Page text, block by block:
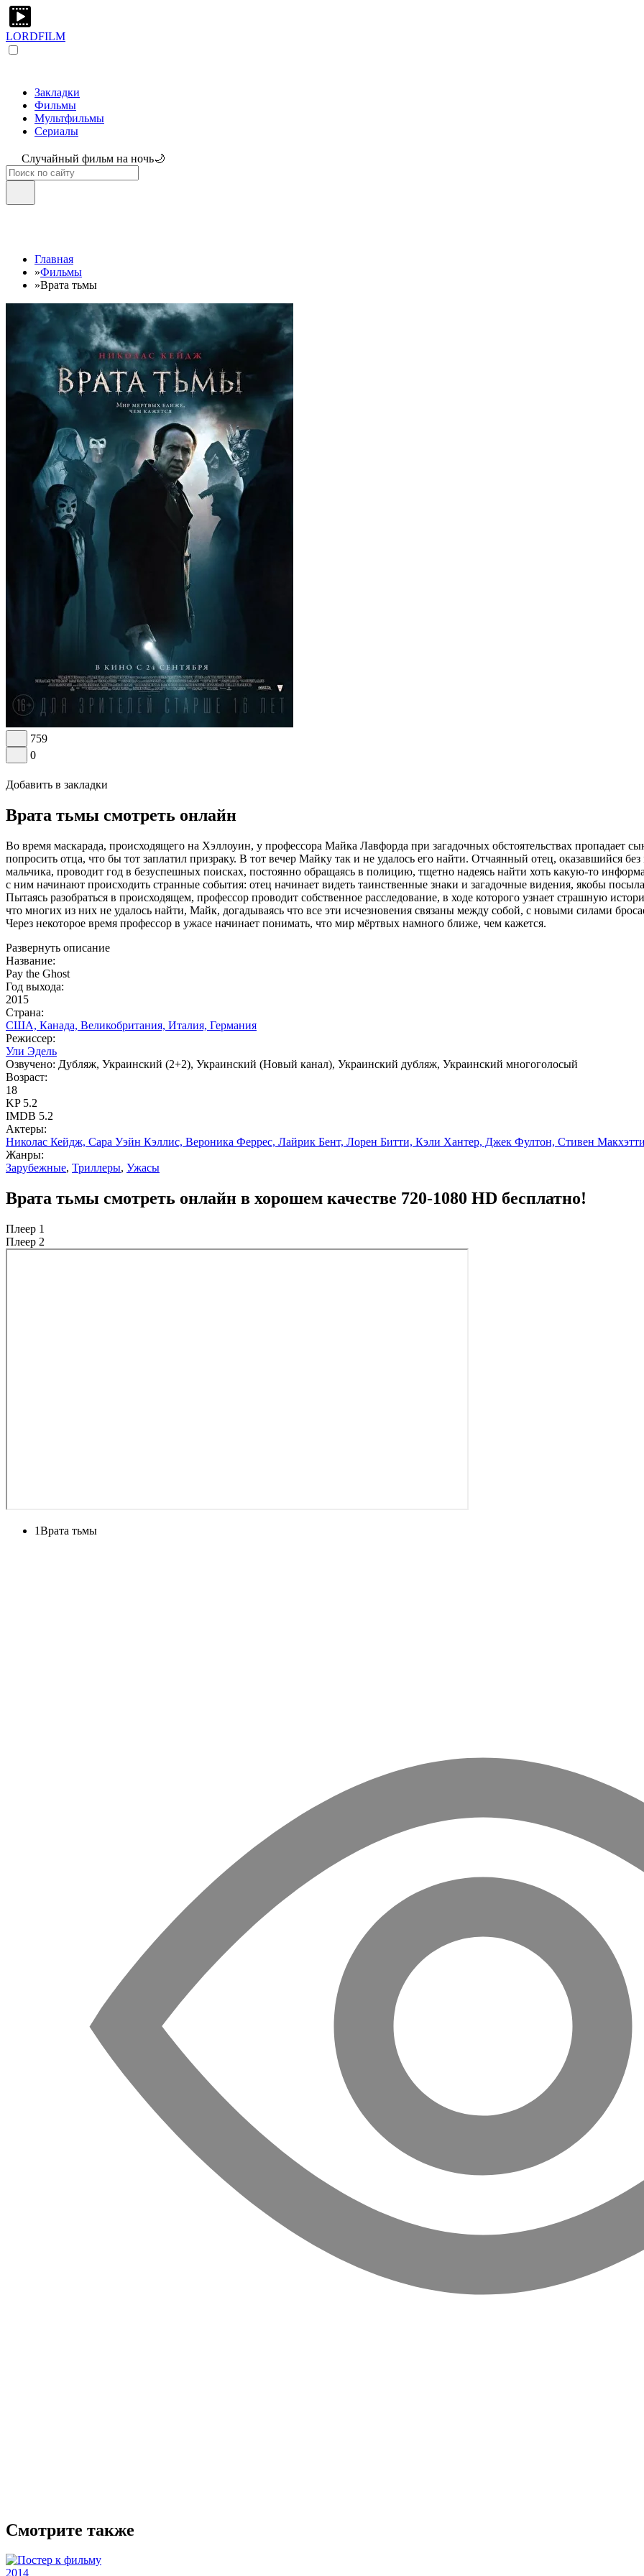
LORDFILM
Закладки
Фильмы
Мультфильмы
Сериалы
Случайный фильм на ночь🌙
Главная
»Фильмы
»Врата тьмы
759
0
Добавить в закладки
Врата тьмы смотреть онлайн
Во время маскарада, происходящего на Хэллоуин, у профессора Майка Лавфорда при загадочных обстоятельствах пропадает
попросить отца, что бы тот заплатил призраку. В тот вечер Майку так и не удалось его найти. Отчаянный отец, оказавшийся
мальчика, проводит год в безуспешных поисках, постоянно обращаясь в полицию, тщетно надеясь найти хоть какую-то
с ним начинают происходить странные события: отец начинает видеть таинственные знаки и загадочные видения, якобы
Пытаясь разобраться в происходящем, профессор проводит собственное расследование, в ходе которого узнает страшную
что многих из них не удалось найти, Майк, догадываясь что все эти исчезновения связаны между собой, с новыми силами
Через некоторое время профессор в ужасе начинает понимать, что мир мёртвых намного ближе, чем кажется.
Развернуть описание
Название:
Pay the Ghost
Год выхода:
2015
Страна:
США, Канада, Великобритания, Италия, Германия
Режиссер:
Ули Эдель
Озвучено: Дубляж, Украинский (2+2), Украинский (Новый канал), Украинский дубляж, Украинский многоголосый
Возраст:
18
KP5.2
IMDB 5.2
Актеры:
Николас Кейдж, Сара Уэйн Кэллис, Вероника Феррес, Лайрик Бент, Лорен Битти, Кэли Хантер, Джек Фултон, Стивен
Жанры:
Зарубежные, Триллеры, Ужасы
Врата тьмы смотреть онлайн в хорошем качестве 720-1080 HD бесплатно!
Плеер 1
Плеер 2
1Врата тьмы
Смотрите также
2014